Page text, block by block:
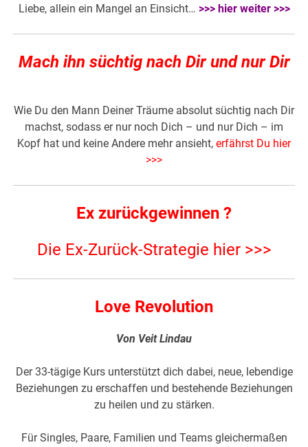
Liebe, allein ein Mangel an Einsicht… >>> hier weiter >>>
Mach ihn süchtig nach Dir und nur Dir
Wie Du den Mann Deiner Träume absolut süchtig nach Dir
machst, sodass er nur noch Dich – und nur Dich – im
Kopf hat und keine Andere mehr ansieht, erfährst Du hier
>>>
Ex zurückgewinnen ?
Die Ex-Zurück-Strategie hier >>>
Love Revolution
Von Veit Lindau
Der 33-tägige Kurs unterstützt dich dabei, neue, lebendige
Beziehungen zu erschaffen und bestehende Beziehungen
zu heilen und zu stärken.
Für Singles, Paare, Familien und Teams gleichermaßen